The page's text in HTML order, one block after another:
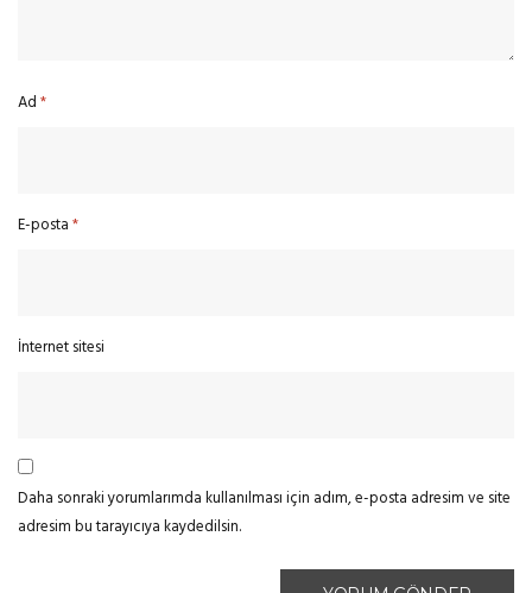
Ad*
E-posta*
İnternet sitesi
Daha sonraki yorumlarımda kullanılması için adım, e-posta adresim ve site
adresim bu tarayıcıya kaydedilsin.